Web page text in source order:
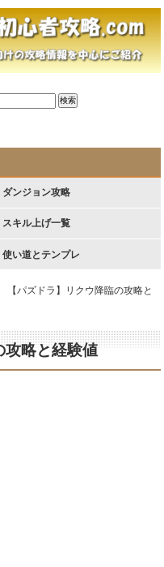
ダンジョン攻略
スキル上げ一覧
使い道とテンプレ
【パズドラ】リクウ降臨の攻略と
攻略と経験値